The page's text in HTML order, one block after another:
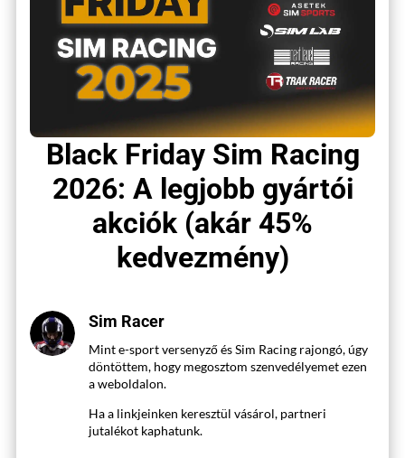
Black Friday Sim Racing
2026: A legjobb gyártói
akciók (akár 45%
kedvezmény)
Sim Racer
Mint e-sport versenyző és Sim Racing rajongó, úgy
döntöttem, hogy megosztom szenvedélyemet ezen
a weboldalon.
Ha a linkjeinken keresztül vásárol, partneri
jutalékot kaphatunk.